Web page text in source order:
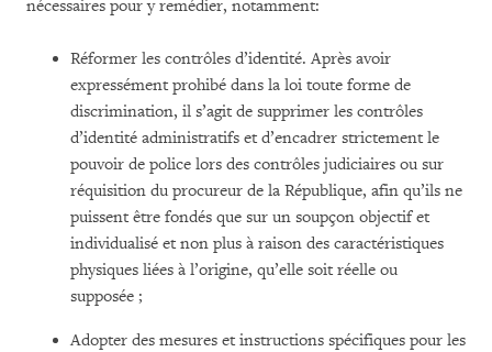
nécessaires pour y remédier, notamment:
Réformer les contrôles d’identité. Après avoir
expressément prohibé dans la loi toute forme de
discrimination, il s’agit de supprimer les contrôles
d’identité administratifs et d’encadrer strictement le
pouvoir de police lors des contrôles judiciaires ou sur
réquisition du procureur de la République, afin qu’ils ne
puissent être fondés que sur un soupçon objectif et
individualisé et non plus à raison des caractéristiques
physiques liées à l’origine, qu’elle soit réelle ou
supposée ;
Adopter des mesures et instructions spécifiques pour les